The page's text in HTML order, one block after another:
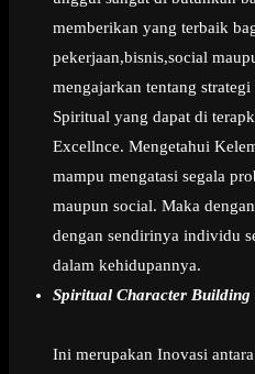
memberikan yang terbaik
pekerjaan,bisnis,social
mengajarkan tentang
Spiritual yang dapat di
Excellnce. Mengetahui
mampu mengatasi segala
maupun social. Maka
dengan sendirinya individu
dalam kehidupannya.
Spiritual Character Building
Ini merupakan Inovasi